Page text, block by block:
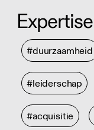
Expertise
#duurzaamheid
#leiderschap
#acquisitie